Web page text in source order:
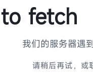
to fetch
我们的服务器遇
请稍后再试，或